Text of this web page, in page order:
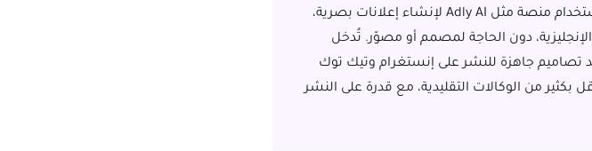
تسويق مشروعك في دبي بالذكاء الاصطناعي يعني استخدام منصة مثل Adly AI لإنشاء إعلانات بصرية،
دون الحاجة لمصمم أو مصوّر. تُدخل
تصاميم جاهزة للنشر على إنستغرام وتيك توك
من الوكالات التقليدية، مع قدرة على النشر